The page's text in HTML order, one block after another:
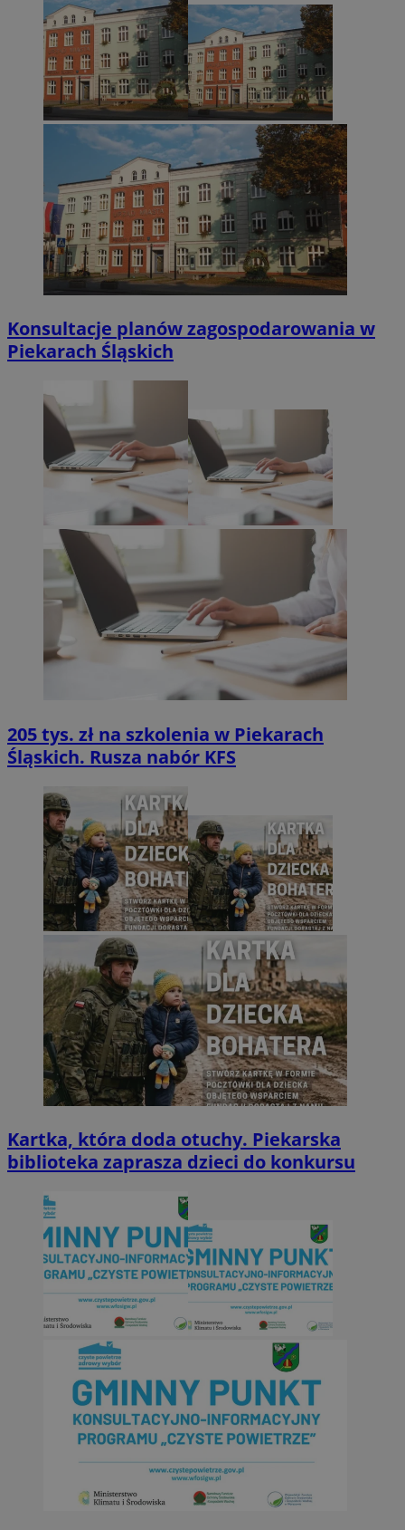
Konsultacje planów zagospodarowania w
Piekarach Śląskich
205 tys. zł na szkolenia w Piekarach
Śląskich. Rusza nabór KFS
Kartka, która doda otuchy. Piekarska
biblioteka zaprasza dzieci do konkursu